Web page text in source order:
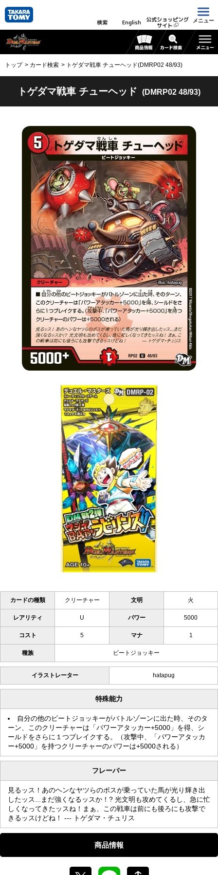
検索 English 公式ショッピング
サイト
メニュー
トップ カード検索 トゲダマ戦車 チューヘッド(DMRP02 48/93)
トゲダマ戦車 チューヘッド (DMRP02 48/93)
カードの種類 クリーチャー 文明 火
レアリティ U パワー 5000
コスト 5 マナ 1
種族 ビートジョッキー
イラストレーター hatapug
特殊能力
自分の他のビートジョッキーがバトルゾーンに出た時、そのタ
ーン、このクリーチャーは「パワーアタッカー+5000」を得、シ
ールドをさらに１つブレイクする。（攻撃中、「パワーアタッカ
ー+5000」を持つクリーチャーのパワーは+5000される）
フレーバー
見るッス！あのヘンなヤツらのボスが乗っていた馬が光り輝き出
したッス...まだ強くなるッスか！? 光文明も攻めてくるし、急に忙
しくなってきたッスね！まぁ、この戦車は前にも後ろにも攻撃で
きるッスけどね！ --- トゲダマ・チュリス
商品情報